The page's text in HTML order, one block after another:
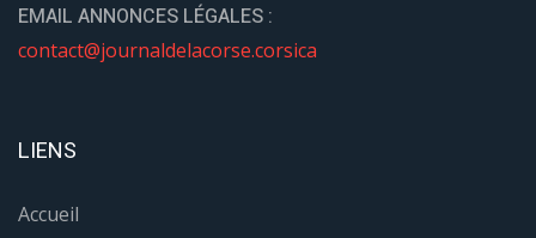
EMAIL ANNONCES LÉGALES :
contact@journaldelacorse.corsica
LIENS
Accueil